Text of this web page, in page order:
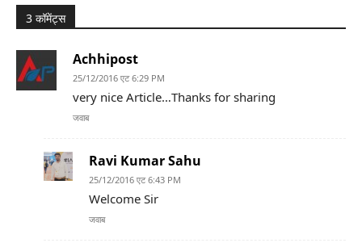
3 कॉमेंट्स
Achhipost
25/12/2016 एट 6:29 PM
very nice Article…Thanks for sharing
जवाब
Ravi Kumar Sahu
25/12/2016 एट 6:43 PM
Welcome Sir
जवाब